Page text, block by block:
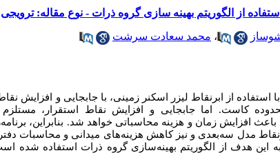
از الگوریتم بهینه سازی گروه ذرات - نوع مقاله: ترویجی
، محمد سعادت سرشت
از ابرنقاط لیزر اسکنر زمینی، با جابجایی و افزایش
کاست. اما جابجایی و افزایش نقاط استقرار،
باعث افزایش زمان و هزینه محاسباتی خواهد شد. بنابراین،
مدل سه‌بعدی و نیز کاهش هزینه‌های میدانی و محاسبات
این هدف از الگوریتم بهینه‌سازی گروه ذرات استفاده شده